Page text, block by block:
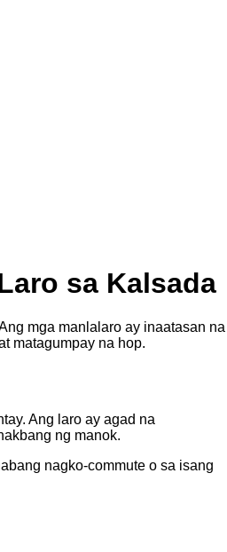
sa Kalsada
mga manlalaro ay inaatasan na
matagumpay na hop.
Ang laro ay agad na
ng manok.
nagko-commute o sa isang